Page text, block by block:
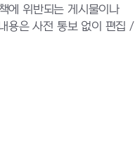
에 위반되는 게시물이나
용은 사전 통보 없이 편집